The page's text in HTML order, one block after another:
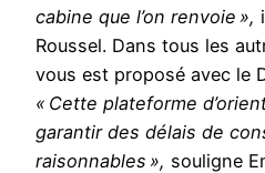
cabine que l’on renvoie »,
Roussel. Dans tous les
vous est proposé avec le
« Cette plateforme
garantir des délais de
raisonnables », souligne